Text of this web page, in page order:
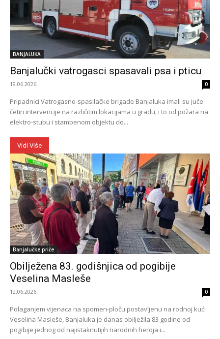
BANJALUKA
Banjalučki vatrogasci spasavali psa i pticu
19.06.2026. 0
Pripadnici Vatrogasno-spasilačke brigade Banjaluka imali su juče
četiri intervencije na različitim lokacijama u gradu, i to od požara na
elektro-stubu i stambenom objektu do...
Vidi Više
Banjalučke priče
Obilježena 83. godišnjica od pogibije
Veselina Masleše
12.06.2026. 0
Polaganjem vijenaca na spomen-ploču postavljenu na rodnoj kući
Veselina Masleše, Banjaluka je danas obilježila 83 godine od
pogibije jednog od najistaknutijih narodnih heroja i...